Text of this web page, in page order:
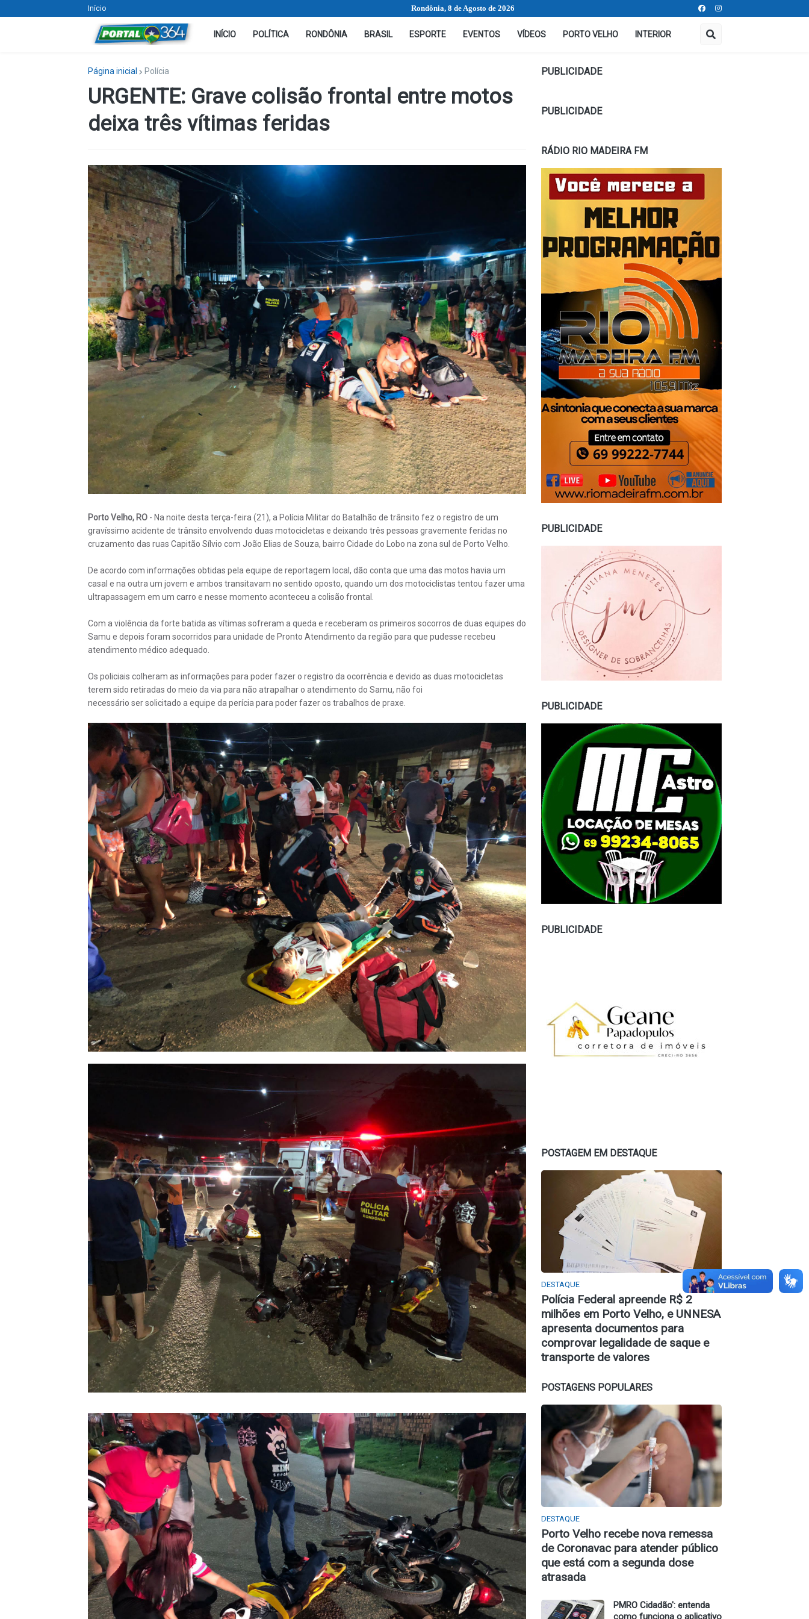
Início Rondônia, 8 de Agosto de 2026
INÍCIO POLÍTICA RONDÔNIA BRASIL ESPORTE EVENTOS VÍDEOS PORTO VELHO INTERIOR
Página inicial Polícia
URGENTE: Grave colisão frontal entre motos
deixa três vítimas feridas
Porto Velho, RO - Na noite desta terça-feira (21), a Polícia Militar do Batalhão de trânsito fez o registro de um
gravíssimo acidente de trânsito envolvendo duas motocicletas e deixando três pessoas gravemente feridas no
cruzamento das ruas Capitão Sílvio com João Elias de Souza, bairro Cidade do Lobo na zona sul de Porto Velho.
De acordo com informações obtidas pela equipe de reportagem local, dão conta que uma das motos havia um
casal e na outra um jovem e ambos transitavam no sentido oposto, quando um dos motociclistas tentou fazer uma
ultrapassagem em um carro e nesse momento aconteceu a colisão frontal.
Com a violência da forte batida as vítimas sofreram a queda e receberam os primeiros socorros de duas equipes do
Samu e depois foram socorridos para unidade de Pronto Atendimento da região para que pudesse recebeu
atendimento médico adequado.
Os policiais colheram as informações para poder fazer o registro da ocorrência e devido as duas motocicletas
terem sido retiradas do meio da via para não atrapalhar o atendimento do Samu, não foi
necessário ser solicitado a equipe da perícia para poder fazer os trabalhos de praxe.
PUBLICIDADE
PUBLICIDADE
RÁDIO RIO MADEIRA FM
PUBLICIDADE
PUBLICIDADE
PUBLICIDADE
POSTAGEM EM DESTAQUE
DESTAQUE
Polícia Federal apreende R$ 2
milhões em Porto Velho, e UNNESA
apresenta documentos para
comprovar legalidade de saque e
transporte de valores
POSTAGENS POPULARES
DESTAQUE
Porto Velho recebe nova remessa
de Coronavac para atender público
que está com a segunda dose
atrasada
PMRO Cidadão': entenda
como funciona o aplicativo